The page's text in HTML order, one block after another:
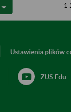
1
Ustawienia plików
ZUS Edu